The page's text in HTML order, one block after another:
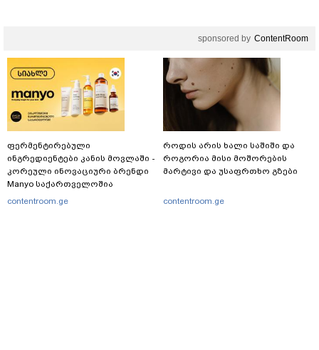
sponsored by ContentRoom
ფერმენტირებული
ინგრედიენტები კანის მოვლაში -
კორეული ინოვაციური ბრენდი
Manyo საქართველოშია
contentroom.ge
როდის არის ხალი საშიში და
როგორია მისი მოშორების
მარტივი და უსაფრთხო გზები
contentroom.ge